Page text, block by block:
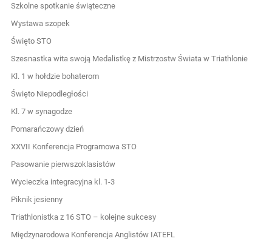
Szkolne spotkanie świąteczne
Wystawa szopek
Święto STO
Szesnastka wita swoją Medalistkę z Mistrzostw Świata w Triathlonie
Kl. 1 w hołdzie bohaterom
Święto Niepodległości
Kl. 7 w synagodze
Pomarańczowy dzień
XXVII Konferencja Programowa STO
Pasowanie pierwszoklasistów
Wycieczka integracyjna kl. 1-3
Piknik jesienny
Triathlonistka z 16 STO – kolejne sukcesy
Międzynarodowa Konferencja Anglistów IATEFL